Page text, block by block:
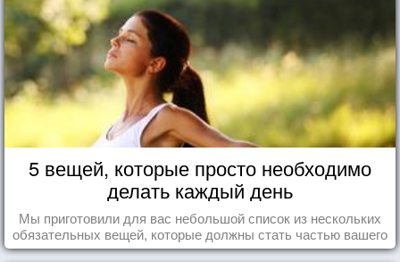
5 вещей, которые просто необходимо
делать каждый день
Мы приготовили для вас небольшой список из нескольких
обязательных вещей, которые должны стать частью вашего
дня.